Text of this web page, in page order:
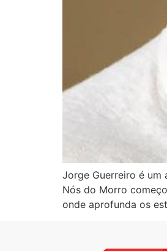
Jorge Guerreiro é um
Nós do Morro
onde aprofunda os